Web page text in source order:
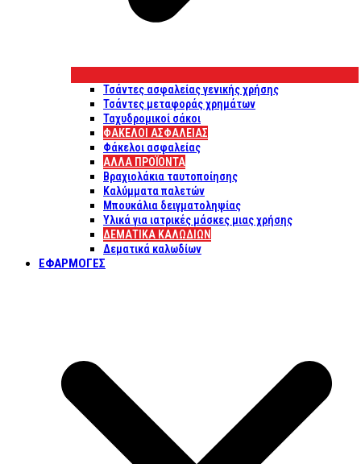
Τσάντες ασφαλείας γενικής χρήσης
Τσάντες μεταφοράς χρημάτων
Ταχυδρομικοί σάκοι
ΦΑΚΕΛΟΙ ΑΣΦΑΛΕΙΑΣ
Φάκελοι ασφαλείας
ΑΛΛΑ ΠΡΟΪΟΝΤΑ
Βραχιολάκια ταυτοποίησης
Καλύμματα παλετών
Μπουκάλια δειγματοληψίας
Υλικά για ιατρικές μάσκες μιας χρήσης
ΔΕΜΑΤΙΚΆ ΚΑΛΩΔΊΩΝ
Δεματικά καλωδίων
ΕΦΑΡΜΟΓΈΣ